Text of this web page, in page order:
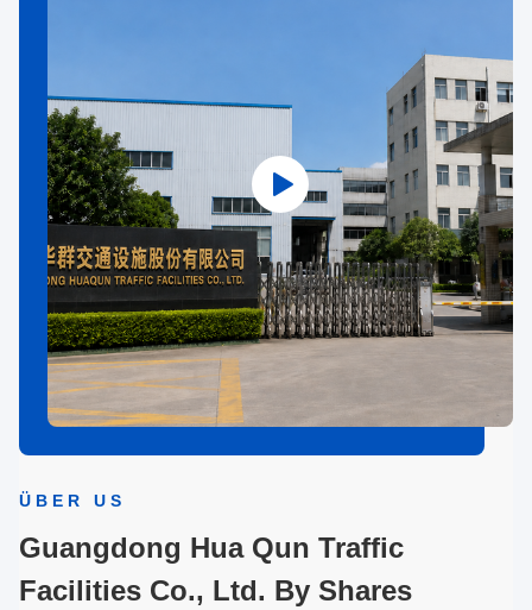
ÜBER US
Guangdong Hua Qun Traffic
Facilities Co., Ltd. By Shares